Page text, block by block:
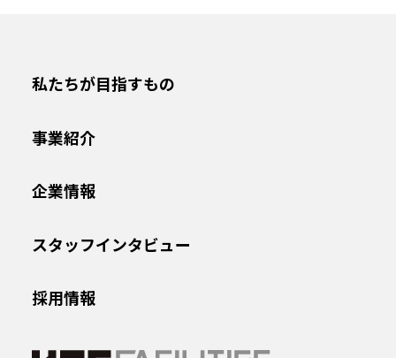
私たちが目指すもの
事業紹介
企業情報
スタッフインタビュー
採用情報